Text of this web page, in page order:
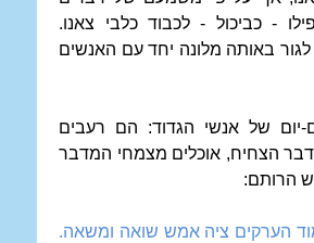
- כביכול - לכבוד כלבי צאנו.
לגור באותה מלונה יחד עם האנשים
יום של אנשי הגדוד: הם רעבים
הצחיח, אוכלים מצמחי המדבר
הרותם:
הערקים ציה אמש שואה ומשאה.